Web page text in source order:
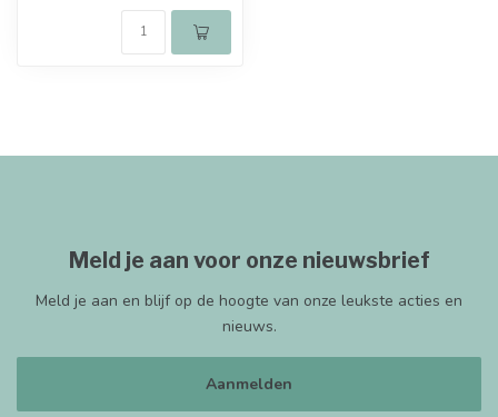
Meld je aan voor onze nieuwsbrief
Meld je aan en blijf op de hoogte van onze leukste acties en
nieuws.
Aanmelden